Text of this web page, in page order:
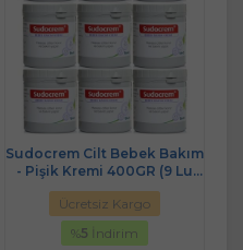
Sudocrem Cilt Bebek Bakım
- Pişik Kremi 400GR (9 Lu
Set)
Ücretsiz Kargo
%5 İndirim